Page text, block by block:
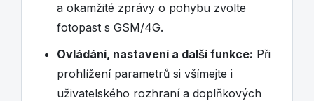
a okamžité zprávy o pohybu zvolte
fotopast s GSM/4G.
Ovládání, nastavení a další funkce: Při
prohlížení parametrů si všímejte i
uživatelského rozhraní a doplňkových